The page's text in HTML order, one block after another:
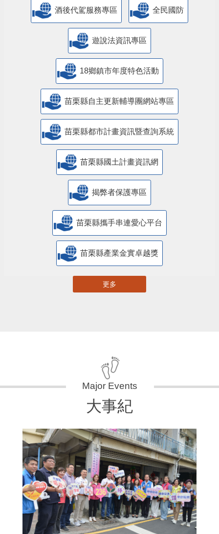
酒後代駕服務專區 全民國防
遊說法資訊專區
18鄉鎮市年度特色活動
苗栗縣自主更新輔導團網站專區
苗栗縣都市計畫資訊暨查詢系統
苗栗縣國土計畫資訊網
揭弊者保護專區
苗栗縣攜手串連愛心平台
苗栗縣產業金實卓越獎
更多
大事紀